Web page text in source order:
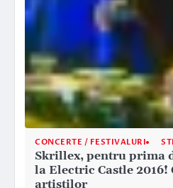
CONCERTE / FESTIVALURI
Skrillex, pentru prima
la Electric Castle 2016!
artiștilor